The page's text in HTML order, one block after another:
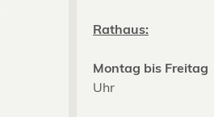
Rathaus:
Montag bis Freitag
Uhr